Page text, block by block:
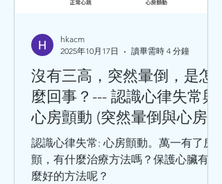
的兩種。其中可改變因素有：高血壓、
理膳食、過量飲酒等等。 不可改變的危
險因素有：性別、年齡、家族史、感染
病史（如巨細胞病毒、肺炎衣原體、幽
門螺旋桿菌等）。 千萬不要小看冠心
病，冠心病是中老年人的常見病和多發
病，處於這個年齡階段的人，在日常生
活中，出現哪些情況，要及時就醫呢？
勞累或工作緊張時，出現胸骨後疼痛或
心前區悶痛，緊縮樣疼痛，並向
沒有三高，突然暈倒，是怎
麼回事？--- 認識心律失常與
心房顫動 (突然暈倒與心房顫
動)
認識心律失常: 心房顫動。萬一有了房
顫，有什麼治療方法嗎？保護心臟有什
麼好的方法呢？
hkacm
2025年10月17日
讀畢需時 4 分鐘